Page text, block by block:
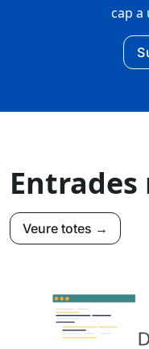
cap a
Veure totes →